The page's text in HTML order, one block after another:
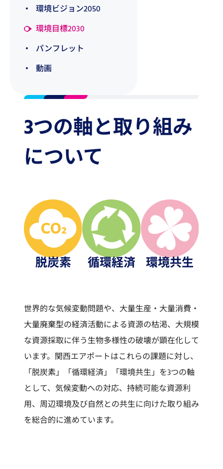
環境ビジョン2050
環境目標2030
パンフレット
動画
3つの軸と取り組み
について
脱炭素 循環経済 環境共生
世界的な気候変動問題や、大量生産・大量消費・
大量廃棄型の経済活動による資源の枯渇、大規模
な資源採取に伴う生物多様性の破壊が顕在化して
います。関西エアポートはこれらの課題に対し、
「脱炭素」「循環経済」「環境共生」を3つの軸
として、気候変動への対応、持続可能な資源利
用、周辺環境及び自然との共生に向けた取り組み
を総合的に進めています。